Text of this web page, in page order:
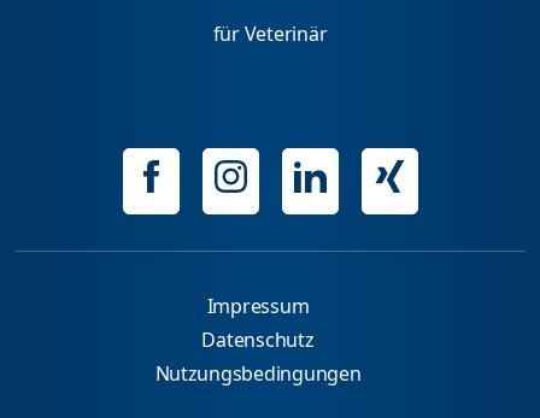
für Veterinär
Impressum
Datenschutz
Nutzungsbedingungen